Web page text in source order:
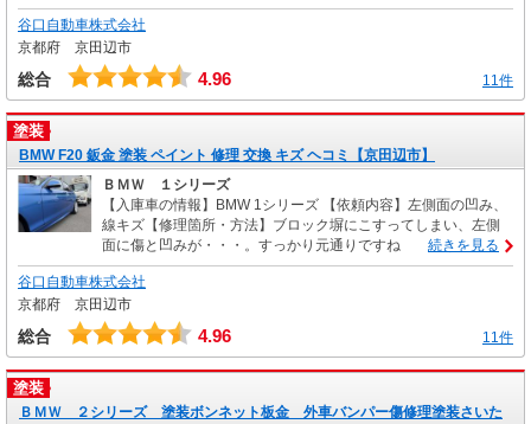
谷口自動車株式会社
京都府 京田辺市
総合 4.96 11件
塗装
BMW F20 鈑金 塗装 ペイント 修理 交換 キズ ヘコミ【京田辺市】
ＢＭＷ １シリーズ
【入庫車の情報】BMW 1シリーズ 【依頼内容】左側面の凹み、
線キズ【修理箇所・方法】ブロック塀にこすってしまい、左側
面に傷と凹みが・・・。すっかり元通りですね
続きを見る
谷口自動車株式会社
京都府 京田辺市
総合 4.96 11件
塗装
ＢＭＷ ２シリーズ 塗装ボンネット板金 外車バンパー傷修理塗装さいた